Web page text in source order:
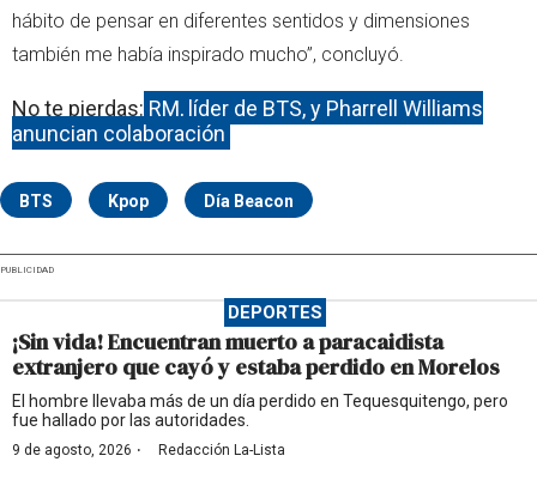
hábito de pensar en diferentes sentidos y dimensiones
también me había inspirado mucho”, concluyó.
No te pierdas: RM, líder de BTS, y Pharrell Williams
anuncian colaboración
BTS Kpop Día Beacon
PUBLICIDAD
DEPORTES
¡Sin vida! Encuentran muerto a paracaidista
extranjero que cayó y estaba perdido en Morelos
El hombre llevaba más de un día perdido en Tequesquitengo, pero
fue hallado por las autoridades.
9 de agosto, 2026 · Redacción La-Lista